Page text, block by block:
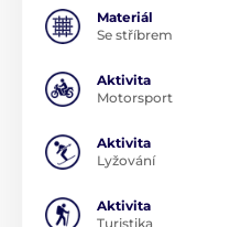
Materiál
Se stříbrem
Aktivita
Motorsport
Aktivita
Lyžování
Aktivita
Turistika